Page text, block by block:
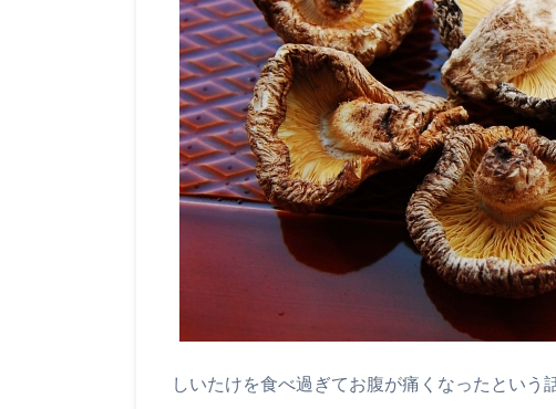
しいたけを食べ過ぎてお腹が痛くなったという